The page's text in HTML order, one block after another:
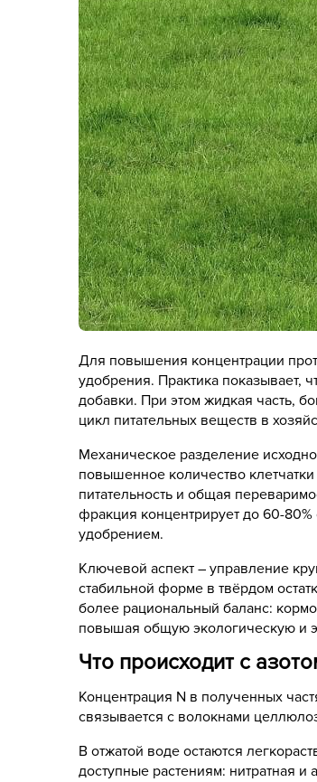
Для повышения концентрации
удобрения. Практика показывает,
добавки. При этом жидкая часть,
цикл питательных веществ в
Механическое разделение
повышенное количество
питательность и общая
фракция концентрирует до 60-
удобрением.
Ключевой аспект – управление
стабильной форме в твёрдом
более рациональный баланс:
повышая общую экологическую и
Что происходит с
Концентрация N в полученных
связывается с волокнами
В отжатой воде остаются
доступные растениям: нитратная и